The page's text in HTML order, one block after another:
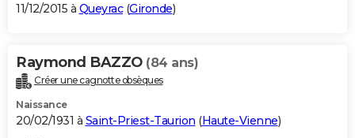
11/12/2015 à Queyrac(Gironde)
Raymond BAZZO (84 ans)
Créer une cagnotte obsèques
Naissance
20/02/1931 à Saint-Priest-Taurion (Haute-Vienne)